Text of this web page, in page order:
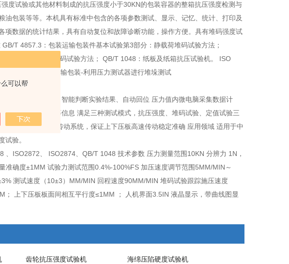
可以帮
试验或其他材料制成的抗压强度小于30KN的包装容器的整箱抗压强度检测与
包装等等。本机具有标准中包含的各项参数测试、显示、记忆、统计、打印及
数据的统计结果，具有自动复位和故障诊断功能，操作方便。具有堆码强度试
T 4857.3：包装运输包装件基本试验第3部分：静载荷堆码试验方法；
机进行的抗压和堆码试验方法； QB/T 1048：纸板及纸箱抗压试验机。 ISO
：包装.满装的运输包装-利用压力测试器进行堆垛测试
验过程自动测量、智能判断实验结果、自动回位 压力值内微电脑采集数据计
量以及变化曲线等信息 满足三种测试模式，抗压强度、堆码试验、定值试验三
确 精密螺纹丝杠传动系统，保证上下压板高速传动稳定准确 应用领域 适用于中
试验。
ISO2872、 ISO2874、QB/T 1048 技术参数 压力测量范围10KN 分辨力 1N，
准确度±1MM 试验力测试范围0.4%-100%FS 加压速度调节范围5MM/MIN～
测试速度（10±3）MM/MIN 回程速度90MM/MIN 堆码试验跟踪施压速度
上下压板板面间相互平行度≤1MM ； 人机界面3.5IN 液晶显示，带曲线图显
齿轮抗压强度试验机
海绵压陷硬度试验机